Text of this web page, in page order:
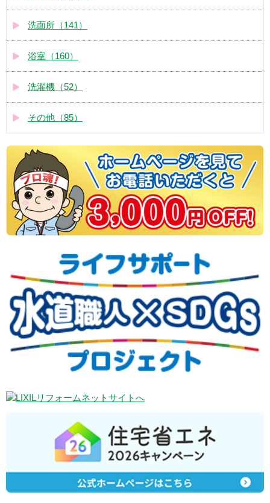
洗面所（141）
浴室（160）
洗濯機（52）
その他（85）